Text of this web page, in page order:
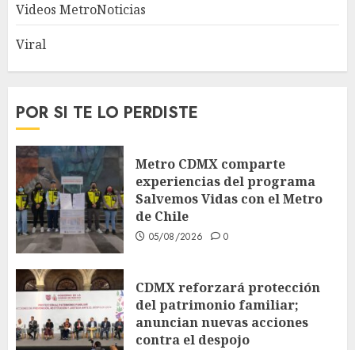
Videos MetroNoticias
Viral
POR SI TE LO PERDISTE
Metro CDMX comparte
experiencias del programa
Salvemos Vidas con el Metro
de Chile
05/08/2026 0
CDMX reforzará protección
del patrimonio familiar;
anuncian nuevas acciones
contra el despojo